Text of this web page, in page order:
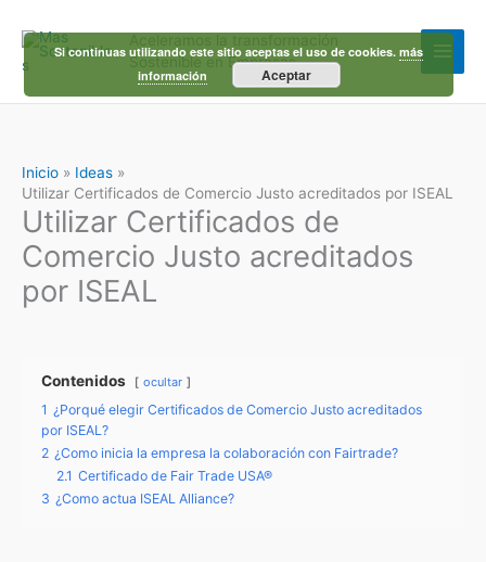
contenido
Sostenible en Empresas
Inicio
Ideas
Utilizar Certificados de Comercio Justo acreditados por ISEAL
Utilizar Certificados de
Comercio Justo acreditados
por ISEAL
Contenidos ocultar
1 ¿Porqué elegir Certificados de Comercio Justo acreditados
por ISEAL?
2 ¿Como inicia la empresa la colaboración con Fairtrade?
2.1 Certificado de Fair Trade USA®
3 ¿Como actua ISEAL Alliance?
Si continuas utilizando este sitio aceptas el uso de cookies.más
información
Aceptar